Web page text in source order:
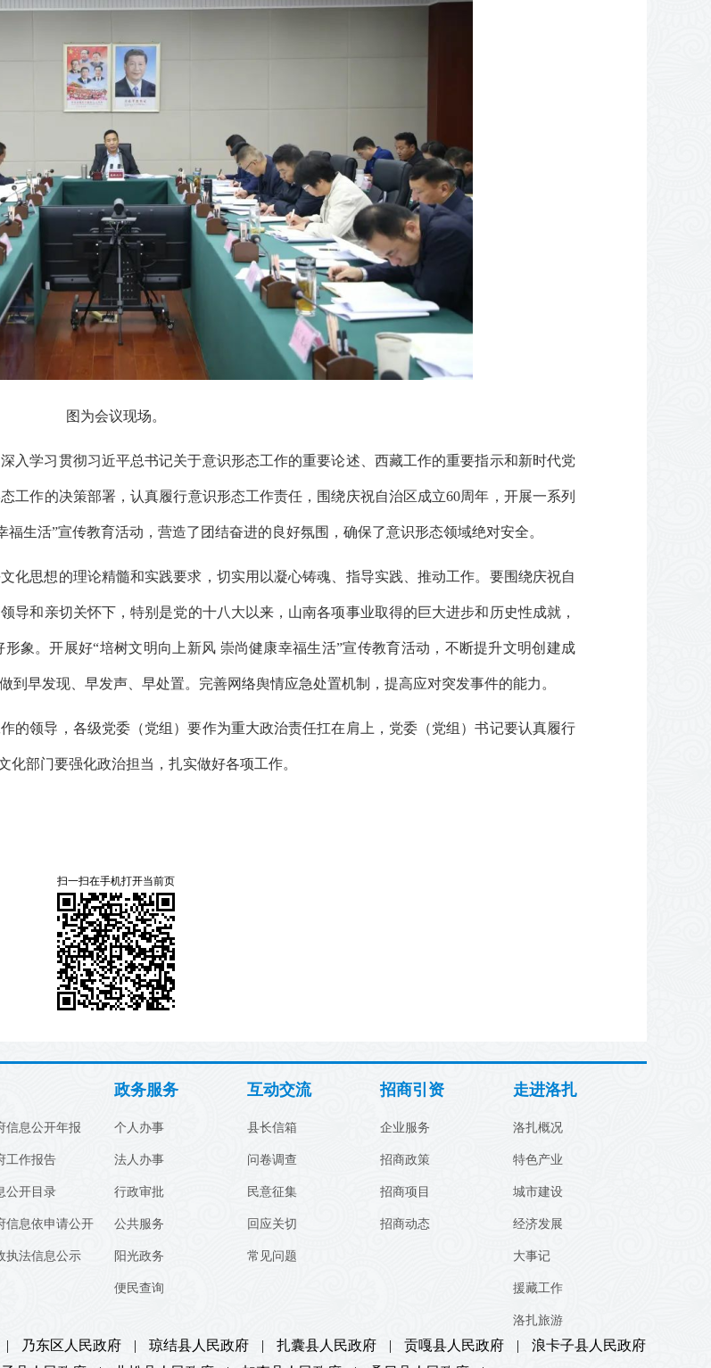
图为会议现场。
入学习贯彻习近平总书记关于意识形态工作的重要论述、西藏工作的重要指示和新时代党
工作的决策部署，认真履行意识形态工作责任，围绕庆祝自治区成立60周年，开展一系列
生活”宣传教育活动，营造了团结奋进的良好氛围，确保了意识形态领域绝对安全。
化思想的理论精髓和实践要求，切实用以凝心铸魂、指导实践、推动工作。要围绕庆祝自
导和亲切关怀下，特别是党的十八大以来，山南各项事业取得的巨大进步和历史性成就，
象。开展好“培树文明向上新风 崇尚健康幸福生活”宣传教育活动，不断提升文明创建成
早发现、早发声、早处置。完善网络舆情应急处置机制，提高应对突发事件的能力。
的领导，各级党委（党组）要作为重大政治责任扛在肩上，党委（党组）书记要认真履行
部门要强化政治担当，扎实做好各项工作。
扫一扫在手机打开当前页
信息公开年报
工作报告
公开目录
信息依申请公开
执法信息公示
政务服务
个人办事
法人办事
行政审批
公共服务
阳光政务
便民查询
互动交流
县长信箱
问卷调查
民意征集
回应关切
常见问题
招商引资
企业服务
招商政策
招商项目
招商动态
走进洛扎
洛扎概况
特色产业
城市建设
经济发展
大事记
援藏工作
洛扎旅游
| 乃东区人民政府 | 琼结县人民政府 | 扎囊县人民政府 | 贡嘎县人民政府 |
浪卡子县人民政府